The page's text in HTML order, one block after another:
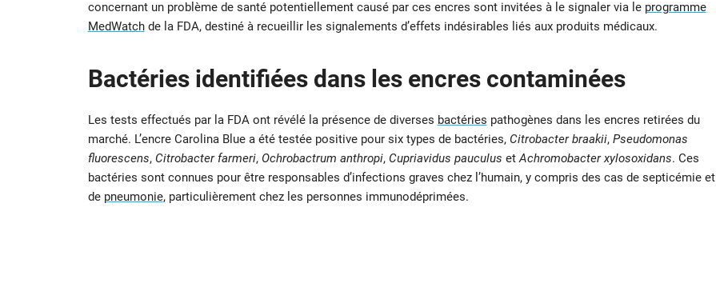
concernant un problème de santé potentiellement causé par ces encres sont invitées à le signaler via le programme
MedWatchde la FDA, destiné à recueillir les signalements d’effets indésirables liés aux produits médicaux.
Bactéries identifiées dans les encres contaminées
Les tests effectués par la FDA ont révélé la présence de diverses bactéries pathogènes dans les encres retirées du
marché. L’encre Carolina Blue a été testée positive pour six types de bactéries, Citrobacter braakii, Pseudomonas
fluorescens, Citrobacter farmeri, Ochrobactrum anthropi, Cupriavidus pauculus etAchromobacter xylosoxidans. Ces
bactéries sont connues pour être responsables d’infections graves chez l’humain, y compris des cas de septicémie et
de pneumonie, particulièrement chez les personnes immunodéprimées.